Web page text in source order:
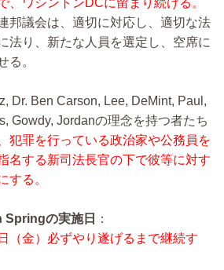
、ワシントンDCに留まり続ける。
邦議会は、適切に対応し、適切な法
法り、新たな人員を選定し、空席に
る。
Dr. Ben Carson, Lee, DeMint, Paul,
Gowdy, Jordanの理念を持つ者たち
犯罪を行っている政治家や公務員を
名する新司法長官の下で彼等に対す
する。
の実施日
：
（金）必ずやり遂げるまで継続す